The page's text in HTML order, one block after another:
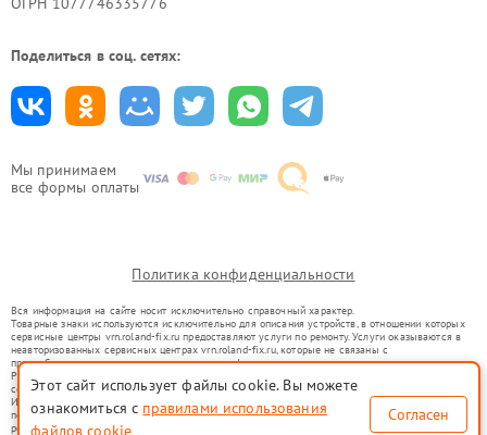
Мы принимаем
все формы оплаты
Поделиться в соц. сетях:
Политика конфиденциальности
Вся информация на сайте носит исключительно справочный характер.
Товарные знаки используются исключительно для описания устройств, в отношении которых
сервисные центры vrn.roland-fix.ru предоставляют услуги по ремонту. Услуги оказываются в
неавторизованных сервисных центрах vrn.roland-fix.ru, которые не связаны с
правообладателями товарных знаков или их официальными представителями.
Ремонт осуществляется для устройств, уже введенных в гражданский оборот в соответствии
со статьей 1487 ГК РФ.
Использование товарных знаков не преследует цели индивидуализации услуг или введения
потребителей в заблуждение, а служит для информирования о предоставляемых услугах по
ремонту техники указанных брендов.
Этот сайт использует файлы cookie. Вы можете
ознакомиться с правилами использования
файлов cookie
Согласен